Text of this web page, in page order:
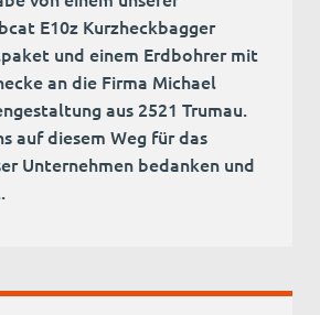
E10z Kurzheckbagger
und einem Erdbohrer mit
an die Firma Michael
aus 2521 Trumau.
auf diesem Weg für das
Unternehmen bedanken und